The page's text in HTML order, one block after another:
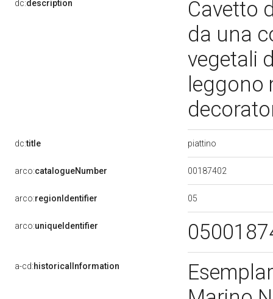
dc:description
Cavetto
da una
vegetali
leggono
dc:title piattino
arco:catalogueNumber 00187402
arco:regionIdentifier 05
arco:uniqueIdentifier
a-cd:historicalInformation